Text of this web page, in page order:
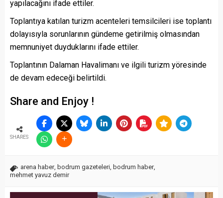
yapılacağını ifade ettiler.
Toplantıya katılan turizm acenteleri temsilcileri ise toplantı
dolayısıyla sorunlarının gündeme getirilmiş olmasından
memnuniyet duyduklarını ifade ettiler.
Toplantının Dalaman Havalimanı ve ilgili turizm yöresinde
de devam edeceği belirtildi.
Share and Enjoy !
SHARES
arena haber, bodrum gazeteleri bodrum haber,
mehmet yavuz demir